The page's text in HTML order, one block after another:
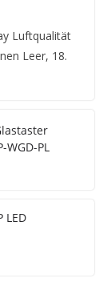
Luftqualität
Leer, 18.
PL
LED